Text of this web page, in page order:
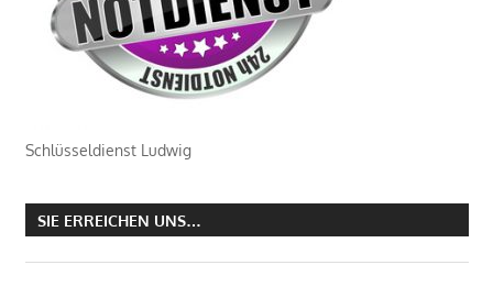
Schlüsseldienst Ludwig
SIE ERREICHEN UNS…